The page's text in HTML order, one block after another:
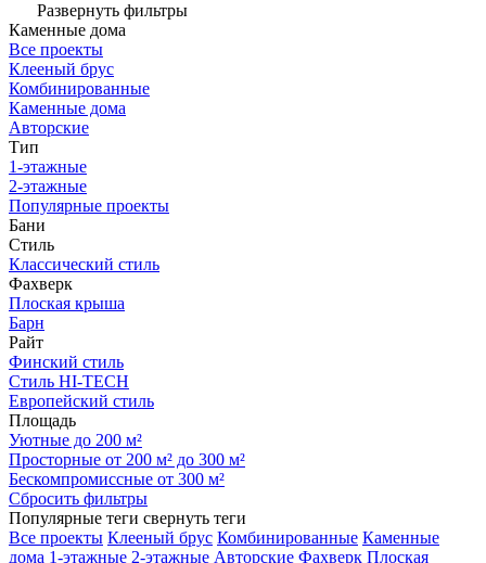
Развернуть фильтры
Каменные дома
Все проекты
Клееный брус
Комбинированные
Каменные дома
Авторские
Тип
1-этажные
2-этажные
Популярные проекты
Бани
Стиль
Классический стиль
Фахверк
Плоская крыша
Барн
Райт
Финский стиль
Стиль HI-TECH
Европейский стиль
Площадь
Уютные до 200 м²
Просторные от 200 м² до 300 м²
Бескомпромиссные от 300 м²
Сбросить фильтры
Популярные теги свернуть теги
Все проекты Клееный брус Комбинированные Каменные
дома 1-этажные 2-этажные Авторские Фахверк Плоская